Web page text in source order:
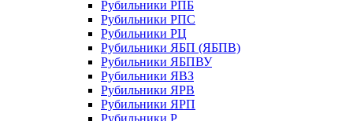
Рубильники РПБ
Рубильники РПС
Рубильники РЦ
Рубильники ЯБП (ЯБПВ)
Рубильники ЯБПВУ
Рубильники ЯВЗ
Рубильники ЯРВ
Рубильники ЯРП
Рубильники Р